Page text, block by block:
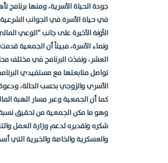
جودة الحياة الأسرية، ومنها برنامج
في حياة الأسرة في الجوانب الشرعية،
الآونة الأخيرة على جانب “الوعي
العشر، ونفذت البرنامج في مختلف
تواصل متابعتها مع مستفيدي
الأسري والزوجي بحسب الحالة،
كما أن الجمعية وعبر مسار الهبة
شكره وتقديره لدعم وزارة العمل
والعسكرية والخاصة والخيرية التي